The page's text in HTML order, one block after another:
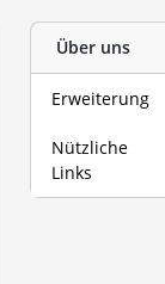
Über uns
Erweiterung
Nützliche
Links